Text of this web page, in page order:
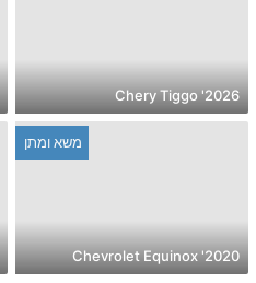
2026' Chery Tiggo
משא ומתן
2020' Chevrolet Equinox